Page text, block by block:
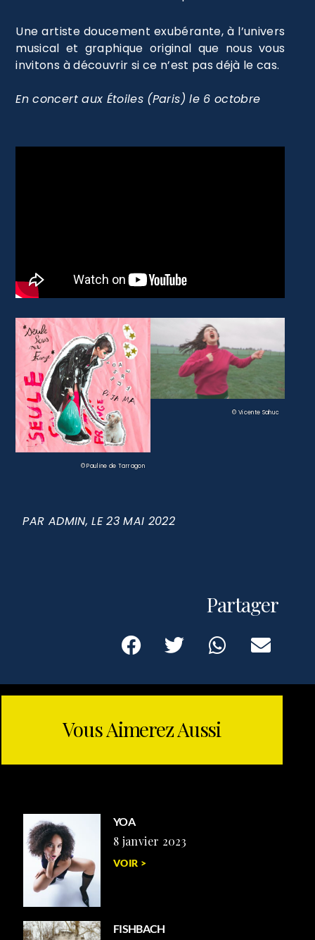
Une artiste doucement exubérante, à l’univers
musical et graphique original que nous vous
invitons à découvrir si ce n’est pas déjà le cas.
En concert aux Étoiles (Paris) le 6 octobre
© Pauline de Tarragon
© Vicente Sahuc
PAR ADMIN, LE23 MAI 2022
Partager
Vous Aimerez Aussi
YOA
8 janvier 2023
VOIR >
FISHBACH